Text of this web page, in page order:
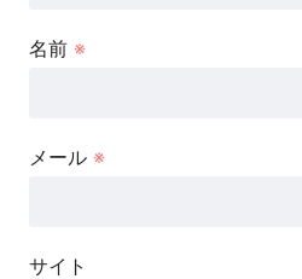
名前 ※
メール ※
サイト